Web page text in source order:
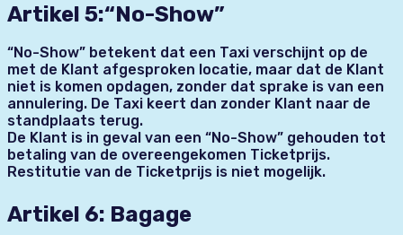
Artikel 5:“No-Show”
“No-Show” betekent dat een Taxi verschijnt op de
met de Klant afgesproken locatie, maar dat de Klant
niet is komen opdagen, zonder dat sprake is van een
annulering. De Taxi keert dan zonder Klant naar de
standplaats terug.
De Klant is in geval van een “No-Show” gehouden tot
betaling van de overeengekomen Ticketprijs.
Restitutie van de Ticketprijs is niet mogelijk.
Artikel 6: Bagage